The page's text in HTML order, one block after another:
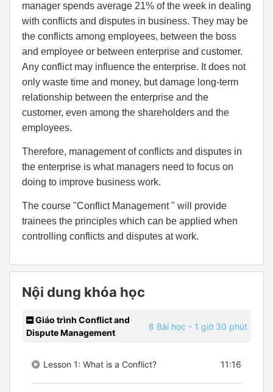
manager spends average 21% of the week in dealing
with conflicts and disputes in business. They may be
the conflicts among employees, between the boss
and employee or between enterprise and customer.
Any conflict may influence the enterprise. It does not
only waste time and money, but damage long-term
relationship between the enterprise and the
customer, even among the shareholders and the
employees.
Therefore, management of conflicts and disputes in
the enterprise is what managers need to focus on
doing to improve business work.
The course "Conflict Management " will provide
trainees the principles which can be applied when
controlling conflicts and disputes at work.
Nội dung khóa học
Giáo trình Conflict and
Dispute Management
8 Bài học - 1 giờ 30 phút
Lesson 1: What is a Conflict? 11:16